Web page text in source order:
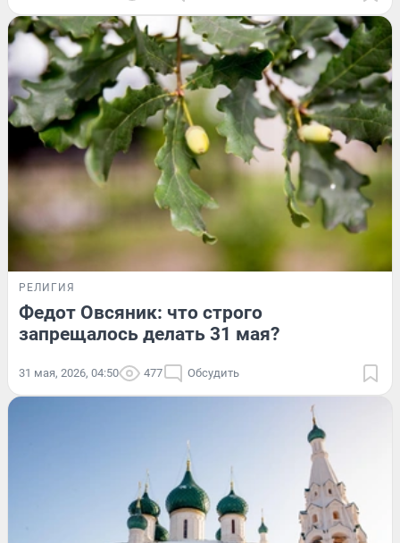
РЕЛИГИЯ
Федот Овсяник: что строго
запрещалось делать 31 мая?
31 мая, 2026, 04:50 477 Обсудить